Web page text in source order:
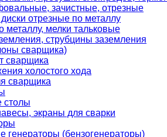
зачистные, отрезные
диски отрезные по металлу
металлу, мелки тальковые
струбцины заземления
сварщика)
сварщика
холостого хода
сварщика
столы
экраны для сварки
генераторы (бензогенераторы)